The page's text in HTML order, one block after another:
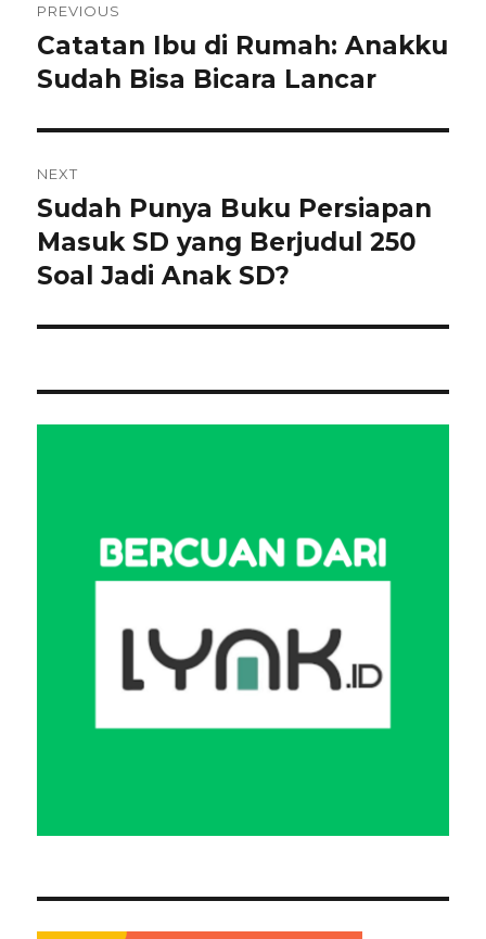
pos
PREVIOUS
Previous
post:
Catatan Ibu di Rumah: Anakku
Sudah Bisa Bicara Lancar
NEXT
Next
post:
Sudah Punya Buku Persiapan
Masuk SD yang Berjudul 250
Soal Jadi Anak SD?